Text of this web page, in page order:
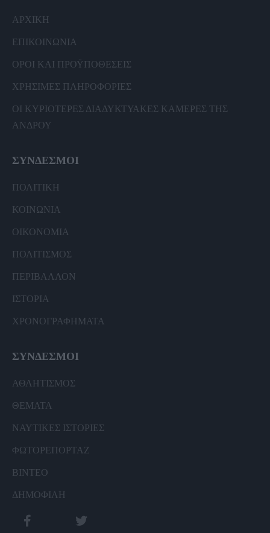
ΑΡΧΙΚΗ
ΕΠΙΚΟΙΝΩΝΙΑ
ΟΡΟΙ ΚΑΙ ΠΡΟΫΠΟΘΕΣΕΙΣ
ΧΡΗΣΙΜΕΣ ΠΛΗΡΟΦΟΡΙΕΣ
ΟΙ ΚΥΡΙΟΤΕΡΕΣ ΔΙΑΔΥΚΤΥΑΚΕΣ ΚΑΜΕΡΕΣ ΤΗΣ
ΑΝΔΡΟΥ
ΣΥΝΔΕΣΜΟΙ
ΠΟΛΙΤΙΚΗ
ΚΟΙΝΩΝΙΑ
ΟΙΚΟΝΟΜΙΑ
ΠΟΛΙΤΙΣΜΟΣ
ΠΕΡΙΒΑΛΛΟΝ
ΙΣΤΟΡΙΑ
ΧΡΟΝΟΓΡΑΦΗΜΑΤΑ
ΣΥΝΔΕΣΜΟΙ
ΑΘΛΗΤΙΣΜΟΣ
ΘΕΜΑΤΑ
ΝΑΥΤΙΚΕΣ ΙΣΤΟΡΙΕΣ
ΦΩΤΟΡΕΠΟΡΤΑΖ
ΒΙΝΤΕΟ
ΔΗΜΟΦΙΛΗ